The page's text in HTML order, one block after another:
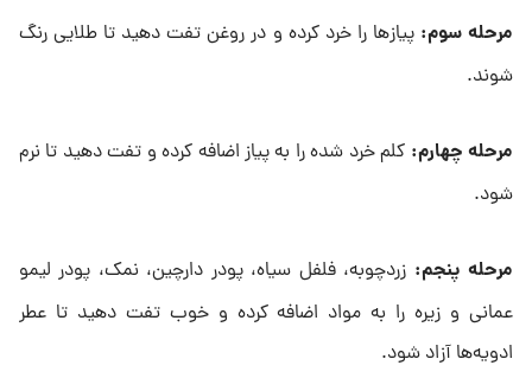
مرحله سوم: پیازها را خرد کرده و در روغن تفت دهید تا طلایی رنگ
شوند.
مرحله چهارم: کلم خرد شده را به پیاز اضافه کرده و تفت دهید تا نرم
شود.
مرحله پنجم: زردچوبه، فلفل سیاه، پودر دارچین، نمک، پودر لیمو
عمانی و زیره را به مواد اضافه کرده و خوب تفت دهید تا عطر
ادویه‌ها آزاد شود.